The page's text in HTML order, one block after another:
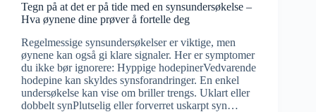
Tegn på at det er på tide med en synsundersøkelse –
Hva øynene dine prøver å fortelle deg
Regelmessige synsundersøkelser er viktige, men
øynene kan også gi klare signaler. Her er symptomer
du ikke bør ignorere: Hyppige hodepinerVedvarende
hodepine kan skyldes synsforandringer. En enkel
undersøkelse kan vise om briller trengs. Uklart eller
dobbelt synPlutselig eller forverret uskarpt syn…